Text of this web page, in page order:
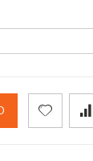
Autorização